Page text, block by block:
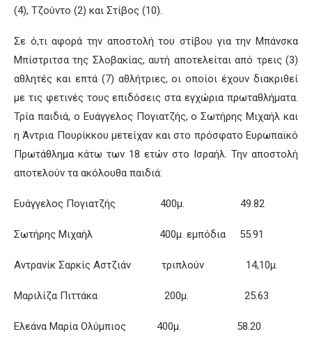
(4), Τζούντο (2) και Στίβος (10).
Σε ό,τι αφορά την αποστολή του στίβου για την Μπάνσκα
Μπίστριτσα της Σλοβακίας, αυτή αποτελείται από τρεις (3)
αθλητές και επτά (7) αθλήτριες, οι οποίοι έχουν διακριθεί
με τις φετινές τους επιδόσεις στα εγχώρια πρωταθλήματα.
Τρία παιδιά, ο Ευάγγελος Πογιατζής, ο Σωτήρης Μιχαήλ και
η Άντρια Πουρίκκου μετείχαν και στο πρόσφατο Ευρωπαϊκό
Πρωτάθλημα κάτω των 18 ετών στο Ισραήλ. Την αποστολή
αποτελούν τα ακόλουθα παιδιά:
Ευάγγελος Πογιατζής 400μ. 49.82
Σωτήρης Μιχαήλ 400μ. εμπόδια 55.91
Αντρανίκ Σαρκίς Αστζιάν τριπλούν 14,10μ.
Μαριλίζα Πιττάκα 200μ. 25.63
Ελεάνα Μαρία Ολύμπιος 400μ. 58.20